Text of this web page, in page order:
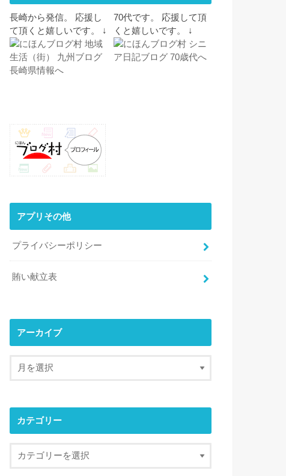
長崎から発信。 応援し
て頂くと嬉しいです。 ↓
70代です。 応援して頂
くと嬉しいです。 ↓
アプリその他
プライバシーポリシー
賄い献立表
アーカイブ
カテゴリー